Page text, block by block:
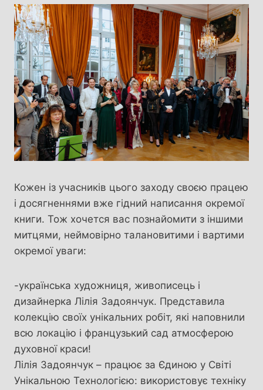
Кожен із учасників цього заходу своєю працею
і досягненнями вже гідний написання окремої
книги. Тож хочется вас познайомити з іншими
митцями, неймовірно талановитими і вартими
окремої уваги:
-українська художниця, живописець і
дизайнерка Лілія Задоянчук. Представила
колекцію своїх унікальних робіт, які наповнили
всю локацію і французький сад атмосферою
духовної краси!
Лілія Задоянчук – працює за Єдиною у Світі
Унікальною Технологією: використовує техніку